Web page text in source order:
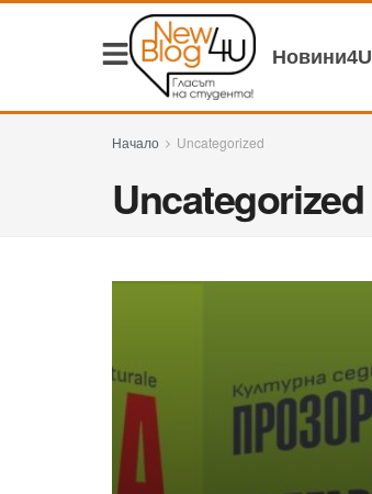
Новини4U
Начало Uncategorized
Uncategorized